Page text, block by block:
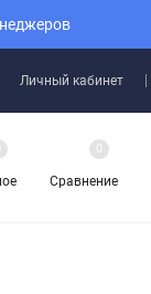
Личный кабинет
Сравнение
0